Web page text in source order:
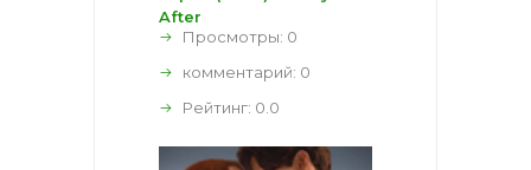
After
Просмотры: 0
комментарий: 0
Рейтинг: 0.0